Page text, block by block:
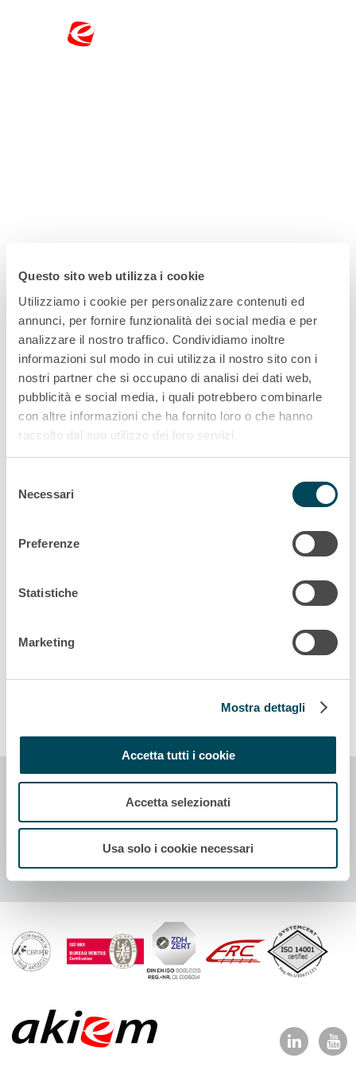
Questo sito web utilizza i cookie
Utilizziamo i cookie per personalizzare contenuti ed
annunci, per fornire funzionalità dei social media e per
analizzare il nostro traffico. Condividiamo inoltre
informazioni sul modo in cui utilizza il nostro sito con i
nostri partner che si occupano di analisi dei dati web,
pubblicità e social media, i quali potrebbero combinarle
con altre informazioni che ha fornito loro o che hanno
raccolto dal suo utilizzo dei loro servizi.
delNecessari
Preferenze
Statistiche
Marketing
Mostra dettagli
Accetta tutti i cookie
Accetta selezionati
Usa solo i cookie necessari
Stadler GTW DMU
Learn more
Learn more
See more